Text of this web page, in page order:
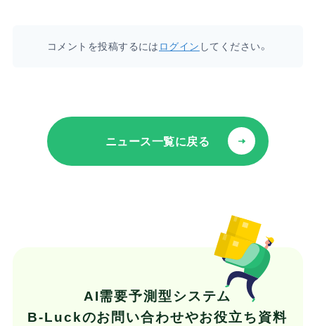
コメントを投稿するには ログイン してください。
ニュース一覧に戻る
AI需要予測型システム
B-Luckのお問い合わせやお役立ち資料